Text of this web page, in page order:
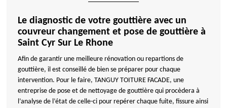
Le diagnostic de votre gouttière avec un
couvreur changement et pose de gouttière à
Saint Cyr Sur Le Rhone
Afin de garantir une meilleure rénovation ou repartions de
gouttière, il est conseillé de bien se préparer pour chaque
intervention. Pour le faire, TANGUY TOITURE FACADE, une
entreprise de pose et de nettoyage de gouttière qui procèdera à
l’analyse de l’état de celle-ci pour repérer chaque fuite, fissure ainsi